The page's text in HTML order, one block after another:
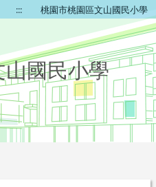
::: 桃園市桃園區文山國民小學
國民小學